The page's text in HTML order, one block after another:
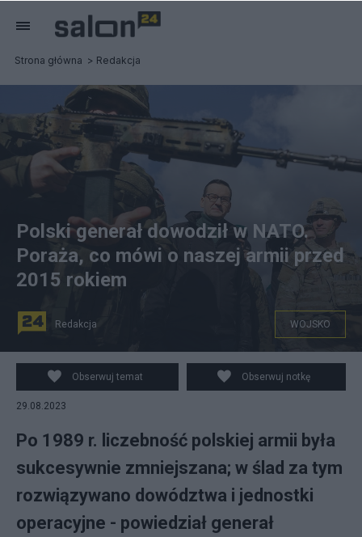
Strona główna Redakcja
Generał Samol: Obecnie podjęto decyzję o rozbudowie
sił zbrojnych. Fot. Flickr/premierrp
Polski generał dowodził w NATO.
Poraża, co mówi o naszej armii przed
2015 rokiem
Redakcja WOJSKO
Obserwuj temat Obserwuj notkę
29.08.2023
Po 1989 r. liczebność polskiej armii była
sukcesywnie zmniejszana; w ślad za tym
rozwiązywano dowództwa i jednostki
operacyjne - powiedział generał